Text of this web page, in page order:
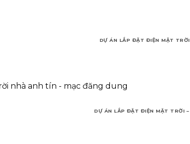
DỰ ÁN LẮP ĐẶT ĐIỆN MẶT
DỰ ÁN LẮP ĐẶT ĐIỆN MẶT TRỜI –